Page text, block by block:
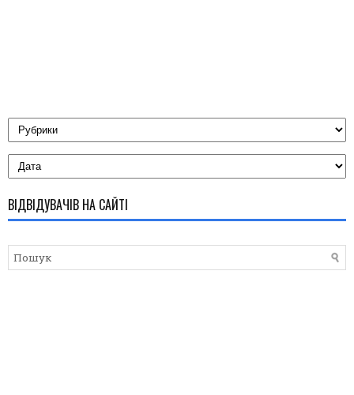
ВІДВІДУВАЧІВ НА САЙТІ